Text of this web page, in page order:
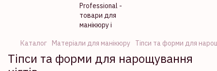
Каталог Матеріали для манікюру Тіпси та форми для
Тіпси та форми для нарощування